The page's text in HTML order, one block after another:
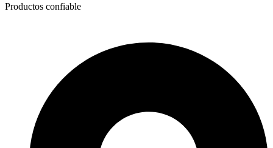
Productos confiable